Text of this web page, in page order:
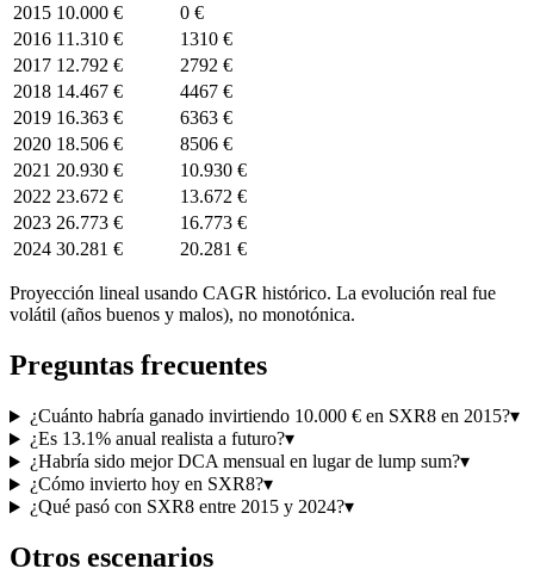
2015 10.000 €
0 €
2016 11.310 €
1310 €
2017 12.792 €
2792 €
2018 14.467 €
4467 €
2019 16.363 €
6363 €
2020 18.506 €
8506 €
2021 20.930 €
10.930 €
2022 23.672 €
13.672 €
2023 26.773 €
16.773 €
2024 30.281 € 20.281 €
Proyección lineal usando CAGR histórico. La evolución real fue
volátil (años buenos y malos), no monotónica.
Preguntas frecuentes
¿Cuánto habría ganado invirtiendo 10.000 € en SXR8 en 2015?▾
¿Es 13.1% anual realista a futuro?▾
¿Habría sido mejor DCA mensual en lugar de lump sum?▾
¿Cómo invierto hoy en SXR8?▾
¿Qué pasó con SXR8 entre 2015 y 2024?▾
Otros escenarios